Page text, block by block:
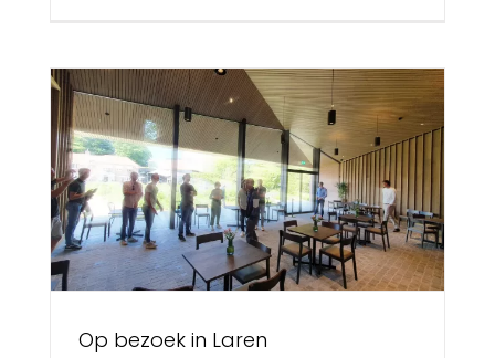
Op bezoek in Laren